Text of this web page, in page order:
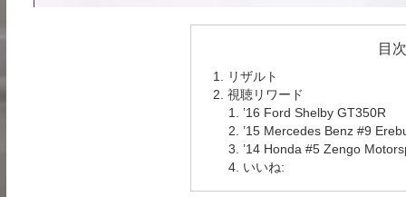
目次
リザルト
視聴リワード
’16 Ford Shelby GT350R
’15 Mercedes Benz #9
’14 Honda #5 Zengo
いいね: